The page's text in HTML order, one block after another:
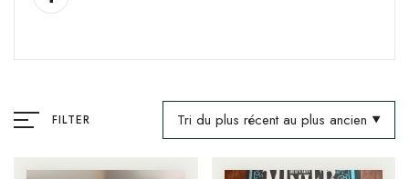
FILTER Tri du plus récent au plus ancien